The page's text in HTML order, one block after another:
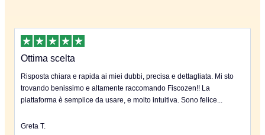
Ottima scelta
Risposta chiara e rapida ai miei dubbi, precisa e dettagliata. Mi sto
trovando benissimo e altamente raccomando Fiscozen!! La
piattaforma è semplice da usare, e molto intuitiva. Sono felice...
Greta T.